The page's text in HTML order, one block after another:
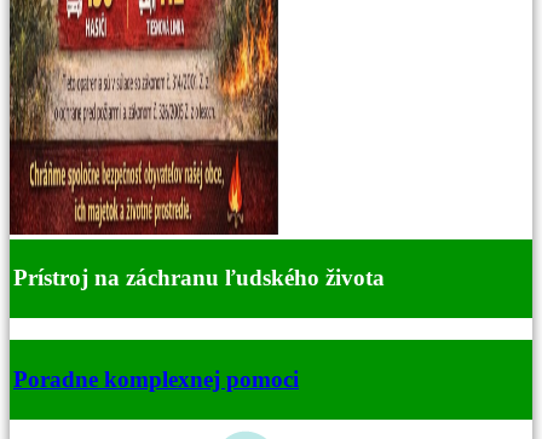
Prístroj na záchranu ľudského života
Poradne komplexnej pomoci